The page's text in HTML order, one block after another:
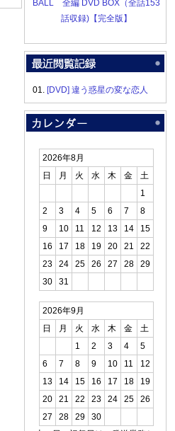
BALL 全編 DVD BOX（全話153
話収録)【完全版】
01. [DVD] 違う惑星の変な恋人
2026年8月
日
月 火 水 木 金
土
1
2
3 4 5 6 7
8
9
10 11 12 13 14
15
16
17 18 19 20 21
22
23
24 25 26 27 28
29
30
31
2026年9月
日
月 火 水 木 金
土
1
2 3 4
5
6
7 8 9 10 11
12
13
14 15 16 17 18
19
20
21 22 23 24 25
26
27
28 29
30